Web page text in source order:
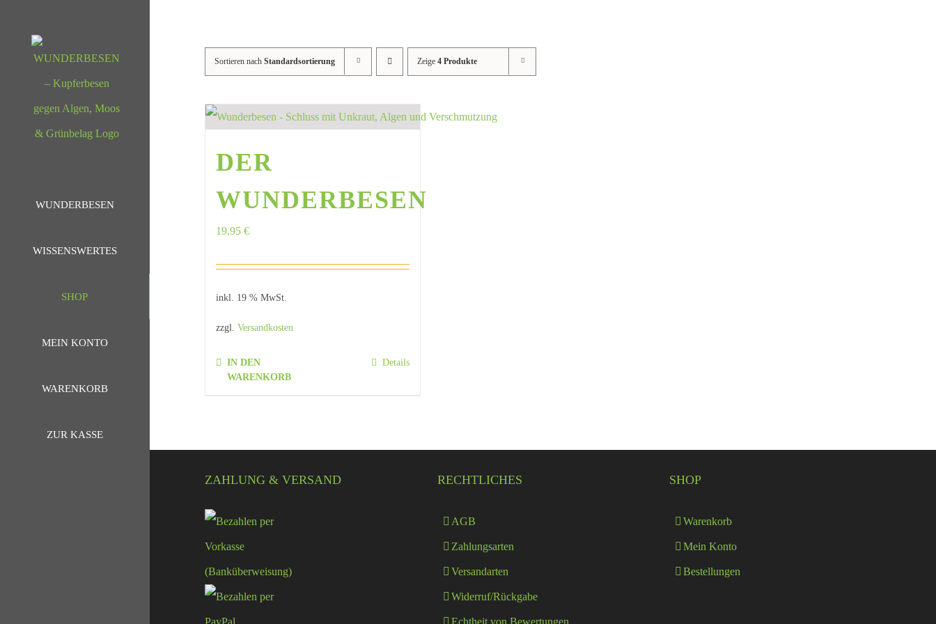
springen
WUNDERBESEN
WISSENSWERTES
SHOP
MEIN KONTO
WARENKORB
ZUR KASSE
Sortieren nachStandardsortierung Zeige4 Produkte
DER
WUNDERBESEN
19,95€
inkl. 19 % MwSt.
zzgl.Versandkosten
IN DEN
WARENKORB
Details
ZAHLUNG & VERSAND RECHTLICHES
AGB
Zahlungsarten
Versandarten
Widerruf/Rückgabe
SHOP
Warenkorb
Mein Konto
Bestellungen